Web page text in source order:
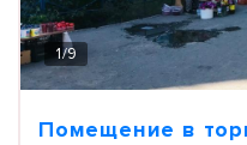
1/9
Помещение в